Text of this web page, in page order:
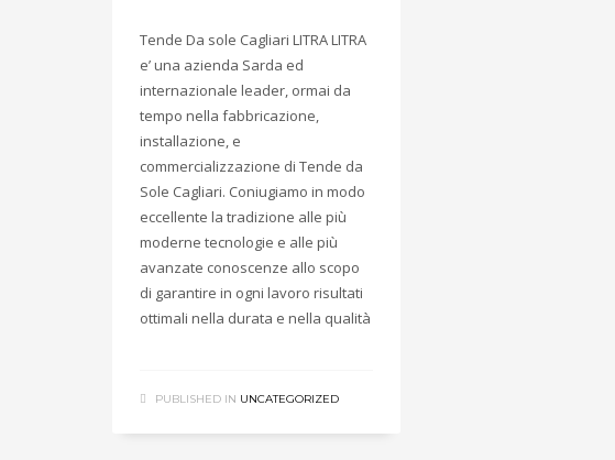
Tende Da sole Cagliari LITRA LITRA
e’ una azienda Sarda ed
internazionale leader, ormai da
tempo nella fabbricazione,
installazione, e
commercializzazione di Tende da
Sole Cagliari. Coniugiamo in modo
eccellente la tradizione alle più
moderne tecnologie e alle più
avanzate conoscenze allo scopo
di garantire in ogni lavoro risultati
ottimali nella durata e nella qualità
PUBLISHED IN UNCATEGORIZED